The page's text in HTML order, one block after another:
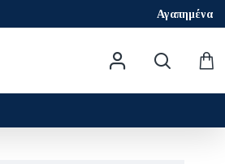
Αγαπημένα